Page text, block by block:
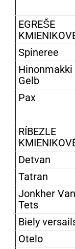
EGREŠE
Spineree
Hinonmakki
Gelb
Pax
RÍBEZLE
Detvan
Tatran
Jonkher Van
Tets
Biely
Otelo